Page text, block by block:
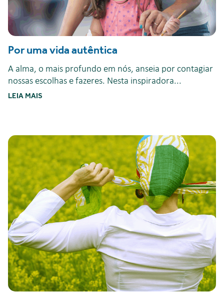
Por uma vida autêntica
A alma, o mais profundo em nós, anseia por contagiar
nossas escolhas e fazeres. Nesta inspiradora...
LEIA MAIS